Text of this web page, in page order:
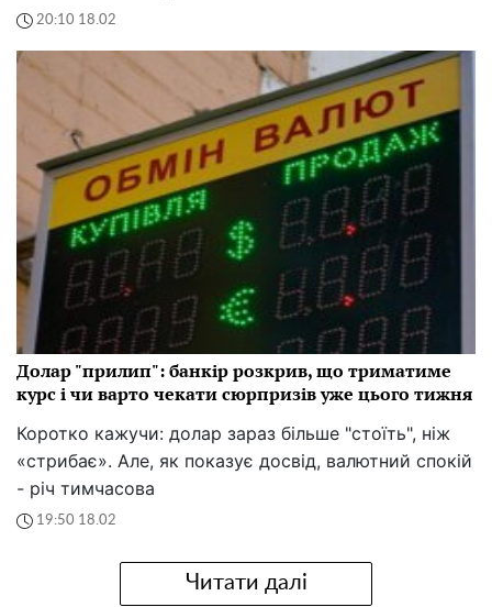
20:10 18.02
Долар "прилип": банкір розкрив, що триматиме
курс і чи варто чекати сюрпризів уже цього тижня
Коротко кажучи: долар зараз більше "стоїть", ніж
«стрибає». Але, як показує досвід, валютний спокій
- річ тимчасова
19:50 18.02
Читати далі